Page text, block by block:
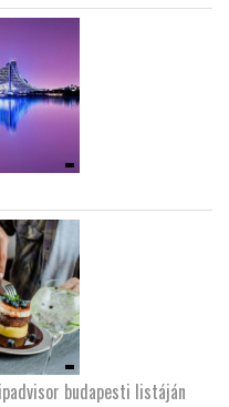
budapesti listáján